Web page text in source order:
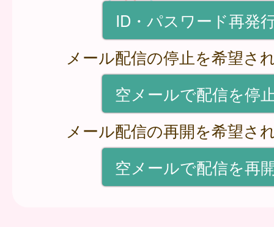
ID・パスワード再発
メール配信の停止を希望さ
空メールで配信を停
メール配信の再開を希望さ
空メールで配信を再